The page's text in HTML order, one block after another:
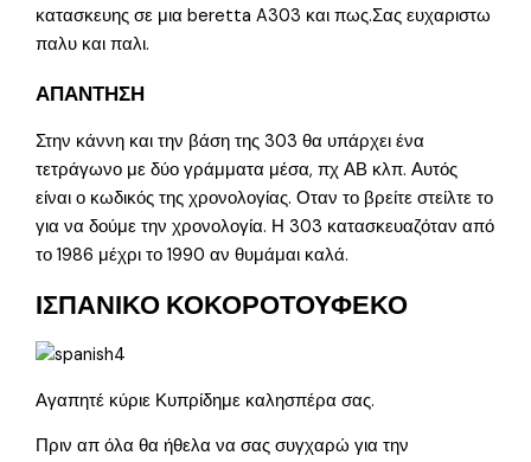
κατασκευης σε μια beretta A303 και πως.Σας ευχαριστω
παλυ και παλι.
ΑΠΑΝΤΗΣΗ
Στην κάννη και την βάση της 303 θα υπάρχει ένα
τετράγωνο με δύο γράμματα μέσα, πχ ΑΒ κλπ. Αυτός
είναι ο κωδικός της χρονολογίας. Οταν το βρείτε στείλτε το
για να δούμε την χρονολογία. Η 303 κατασκευαζόταν από
το 1986 μέχρι το 1990 αν θυμάμαι καλά.
ΙΣΠΑΝΙΚΟ ΚΟΚΟΡΟΤΟΥΦΕΚΟ
Αγαπητέ κύριε Κυπρίδημε καλησπέρα σας.
Πριν απ όλα θα ήθελα να σας συγχαρώ για την